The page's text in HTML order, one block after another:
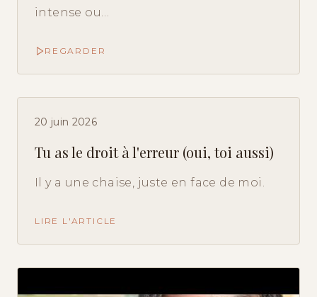
intense ou…
REGARDER
20 juin 2026
Tu as le droit à l'erreur (oui, toi aussi)
Il y a une chaise, juste en face de moi.
LIRE L'ARTICLE